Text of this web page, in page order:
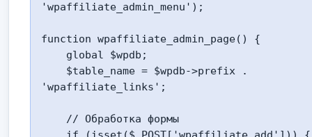
'wpaffiliate_admin_menu');
function wpaffiliate_admin_page() {
'wpaffiliate_links';